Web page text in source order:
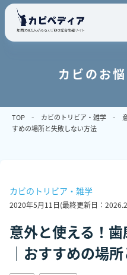
カビのお
TOP カビのトリビア・雑学
すめの場所と失敗しない方法
カビのトリビア・雑学
2020年5月11日(最終更新日：
意外と使える！
｜おすすめの場